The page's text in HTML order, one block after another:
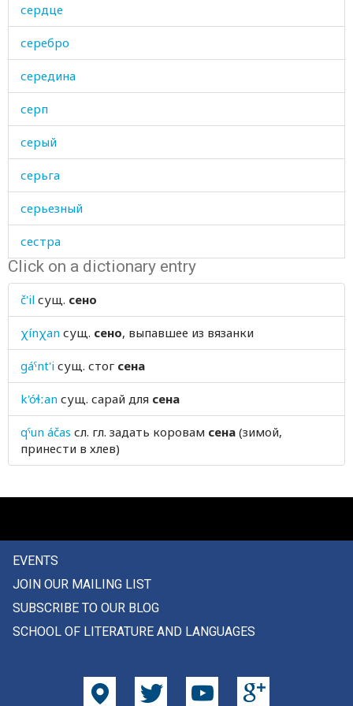
сердце
серебро
середина
серп
серый
серьга
серьезный
сестра
сестрица
сетка
сеть
сеять
сжимать
сжиматься
сигнал
сила
силач
Click on a dictionary entry
č'il сущ. сено
χínχan сущ. сено, выпавшее из вязанки
gáˤnt'i сущ. стог сена
k'óɬːan сущ. сарай для сена
qˤun áčas сл. гл. задать коровам сена (зимой,
принести в хлев)
EVENTS
JOIN OUR MAILING LIST
SUBSCRIBE TO OUR BLOG
SCHOOL OF LITERATURE AND LANGUAGES